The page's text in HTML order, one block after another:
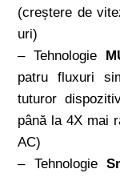
(creștere de
uri)
– Tehnologie
patru fluxuri
tuturor
până la 4X mai
AC)
– Tehnologie